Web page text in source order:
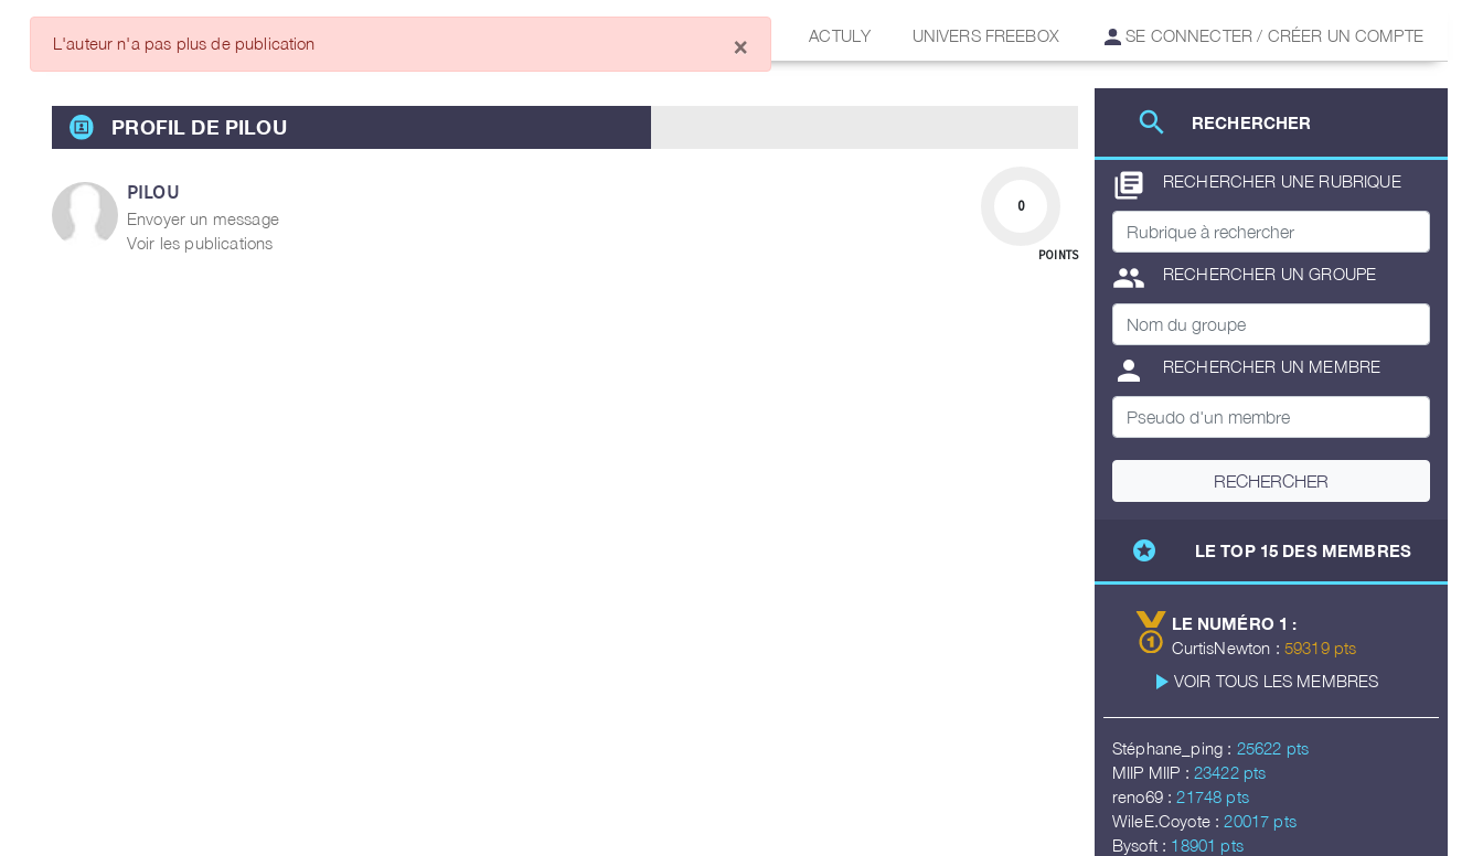
ARTICLES DES MEMBRES ACTULY UNIVERS FREEBOX SE CONNECTER / CRÉER UN COMPTE
search RECHERCHER
library_books RECHERCHER UNE RUBRIQUE
group RECHERCHER UN GROUPE
person RECHERCHER UN MEMBRE
RECHERCHER
stars LE TOP 15 DES MEMBRES
LE NUMÉRO 1 :
CurtisNewton : 59319 pts
play_arrow VOIR TOUS LES MEMBRES
Stéphane_ping : 25622 pts
MIIP MIIP : 23422 pts
reno69 : 21748 pts
WileE.Coyote : 20017 pts
Bysoft : 18901 pts
PROFIL DE PILOU
PILOU
Envoyer un message
Voir les publications
0
POINTS
L'auteur n'a pas plus de publication ×